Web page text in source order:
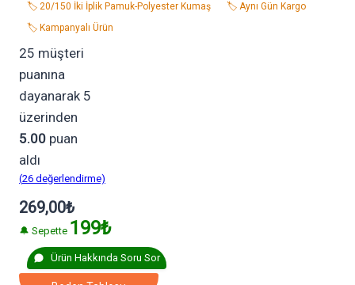
🏷️ 20/150 İki İplik Pamuk-Polyester Kumaş
🏷️ Aynı Gün Kargo
🏷️ Kampanyalı Ürün
25 müşteri
puanına
dayanarak 5
üzerinden
5.00 puan
aldı
(26 değerlendirme)
269,00₺
🔔 Sepette 199₺
Ürün Hakkında Soru Sor